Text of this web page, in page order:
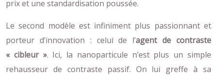
prix et une standardisation poussée.
Le second modèle est infiniment plus passionnant et
porteur d’innovation : celui de l’agent de contraste
« cibleur ». Ici, la nanoparticule n’est plus un simple
rehausseur de contraste passif. On lui greffe à sa